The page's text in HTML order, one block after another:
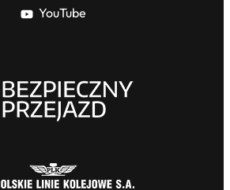
YouTube